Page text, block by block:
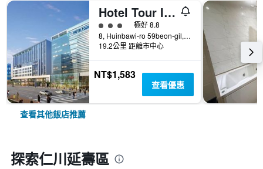
Hotel Tour Incheon Airport Hotel & Suites
3星級評級極好 8.8
8, Huinbawi-ro 59beon-gil, Jung-gu, 仁川, 韓國
19.2公里 距離市中心
NT$1,583
查看優惠
查看其他飯店推薦
探索仁川延壽區